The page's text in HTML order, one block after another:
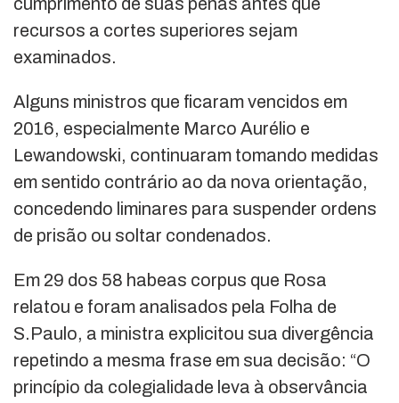
recursos a cortes superiores sejam
examinados.
Alguns ministros que ficaram vencidos em
2016, especialmente Marco Aurélio e
Lewandowski, continuaram tomando medidas
em sentido contrário ao da nova orientação,
concedendo liminares para suspender ordens
de prisão ou soltar condenados.
Em 29 dos 58 habeas corpus que Rosa
relatou e foram analisados pela Folha de
S.Paulo, a ministra explicitou sua divergência
repetindo a mesma frase em sua decisão: “O
princípio da colegialidade leva à observância